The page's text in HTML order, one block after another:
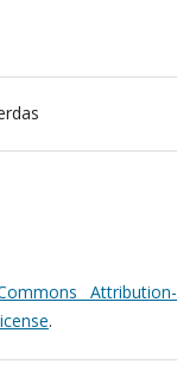
Attribution-
.